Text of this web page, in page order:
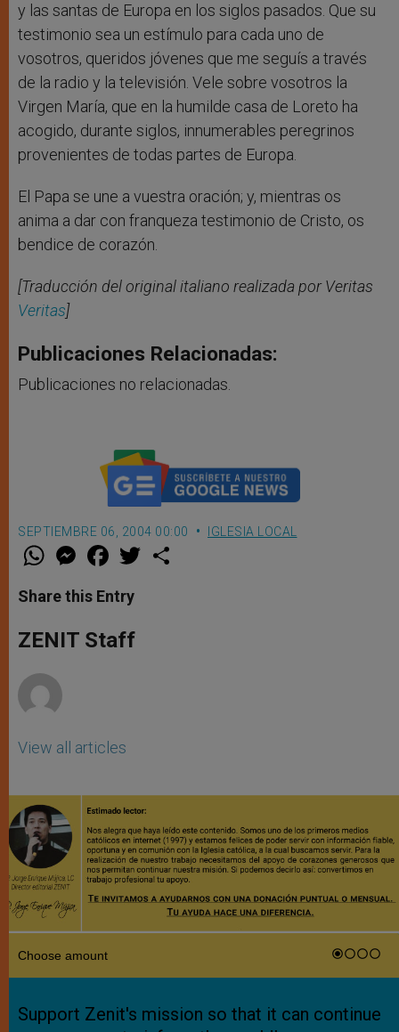
y las santas de Europa en los siglos pasados. Que su
testimonio sea un estímulo para cada uno de
vosotros, queridos jóvenes que me seguís a través
de la radio y la televisión. Vele sobre vosotros la
Virgen María, que en la humilde casa de Loreto ha
acogido, durante siglos, innumerables peregrinos
provenientes de todas partes de Europa.
El Papa se une a vuestra oración; y, mientras os
anima a dar con franqueza testimonio de Cristo, os
bendice de corazón.
[Traducción del original italiano realizada por Veritas
Veritas]
Publicaciones Relacionadas:
Publicaciones no relacionadas.
SEPTIEMBRE 06, 2004 00:00 IGLESIA LOCAL
W
t
s
p
p
M
e
s
e
g
e
F
a
e
b
o
k
w
Share this Entry
ZENIT Staff
View all articles